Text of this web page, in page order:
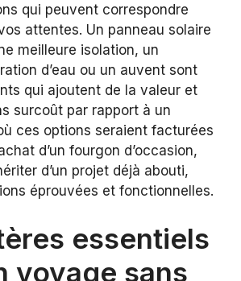
qui peuvent correspondre
attentes. Un panneau solaire
meilleure isolation, un
d’eau ou un auvent sont
qui ajoutent de la valeur et
surcoût par rapport à un
ces options seraient facturées
d’un fourgon d’occasion,
d’un projet déjà abouti,
éprouvées et fonctionnelles.
essentiels
voyage sans